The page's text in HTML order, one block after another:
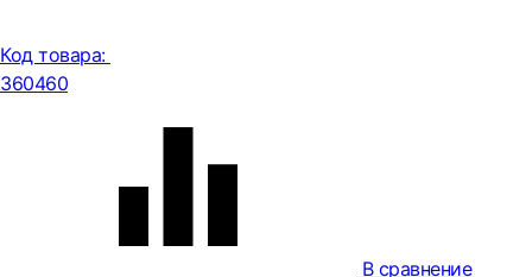
Код товара:
360460
В сравнение